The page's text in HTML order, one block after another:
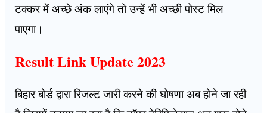
टक्कर में अच्छे अंक लाएंगे तो उन्हें भी अच्छी पोस्ट मिल
पाएगा।
Result Link Update 2023
बिहार बोर्ड द्वारा रिजल्ट जारी करने की घोषणा अब होने जा रही